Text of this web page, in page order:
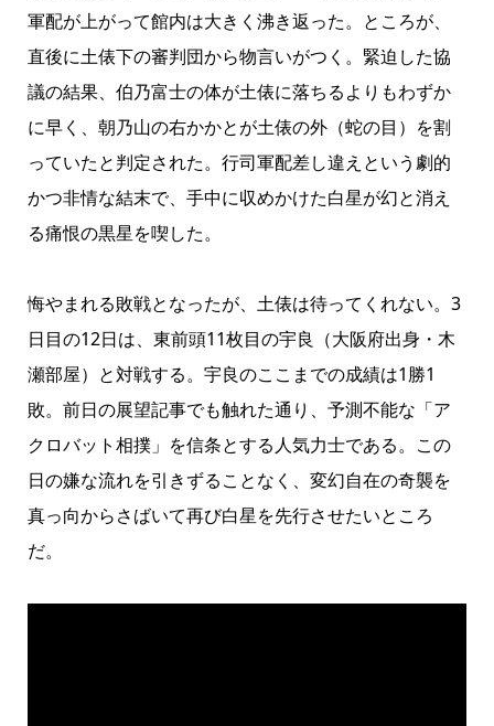
軍配が上がって館内は大きく沸き返った。ところが、
直後に土俵下の審判団から物言いがつく。緊迫した協
議の結果、伯乃富士の体が土俵に落ちるよりもわずか
に早く、朝乃山の右かかとが土俵の外（蛇の目）を割
っていたと判定された。行司軍配差し違えという劇的
かつ非情な結末で、手中に収めかけた白星が幻と消え
る痛恨の黒星を喫した。
悔やまれる敗戦となったが、土俵は待ってくれない。3
日目の12日は、東前頭11枚目の宇良（大阪府出身・木
瀬部屋）と対戦する。宇良のここまでの成績は1勝1
敗。前日の展望記事でも触れた通り、予測不能な「ア
クロバット相撲」を信条とする人気力士である。この
日の嫌な流れを引きずることなく、変幻自在の奇襲を
真っ向からさばいて再び白星を先行させたいところ
だ。